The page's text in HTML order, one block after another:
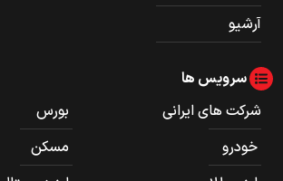
آرشیو
سرویس ها
شرکت های ایرانی
بورس
خودرو
مسکن